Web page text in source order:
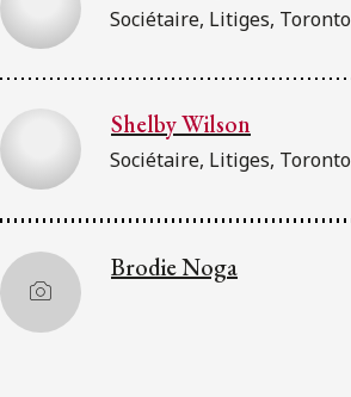
Sociétaire, Litiges, Toronto
Shelby Wilson
Sociétaire, Litiges, Toronto
Brodie Noga